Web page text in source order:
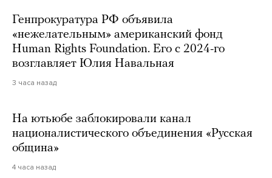
Генпрокуратура РФ объявила
«нежелательным» американский фонд
Human Rights Foundation. Его с 2024-го
возглавляет Юлия Навальная
3 часа назад
На ютьюбе заблокировали канал
националистического объединения «Русская
община»
4 часа назад